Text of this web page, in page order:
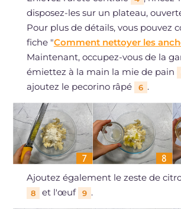
disposez-les sur un plateau,
Pour plus de détails, vous pouvez
fiche "Comment nettoyer les
Maintenant, occupez-vous de la
émiettez à la main la mie de pain
ajoutez le pecorino râpé
6 .
Ajoutez également le zeste de
8 et l'œuf 9 .